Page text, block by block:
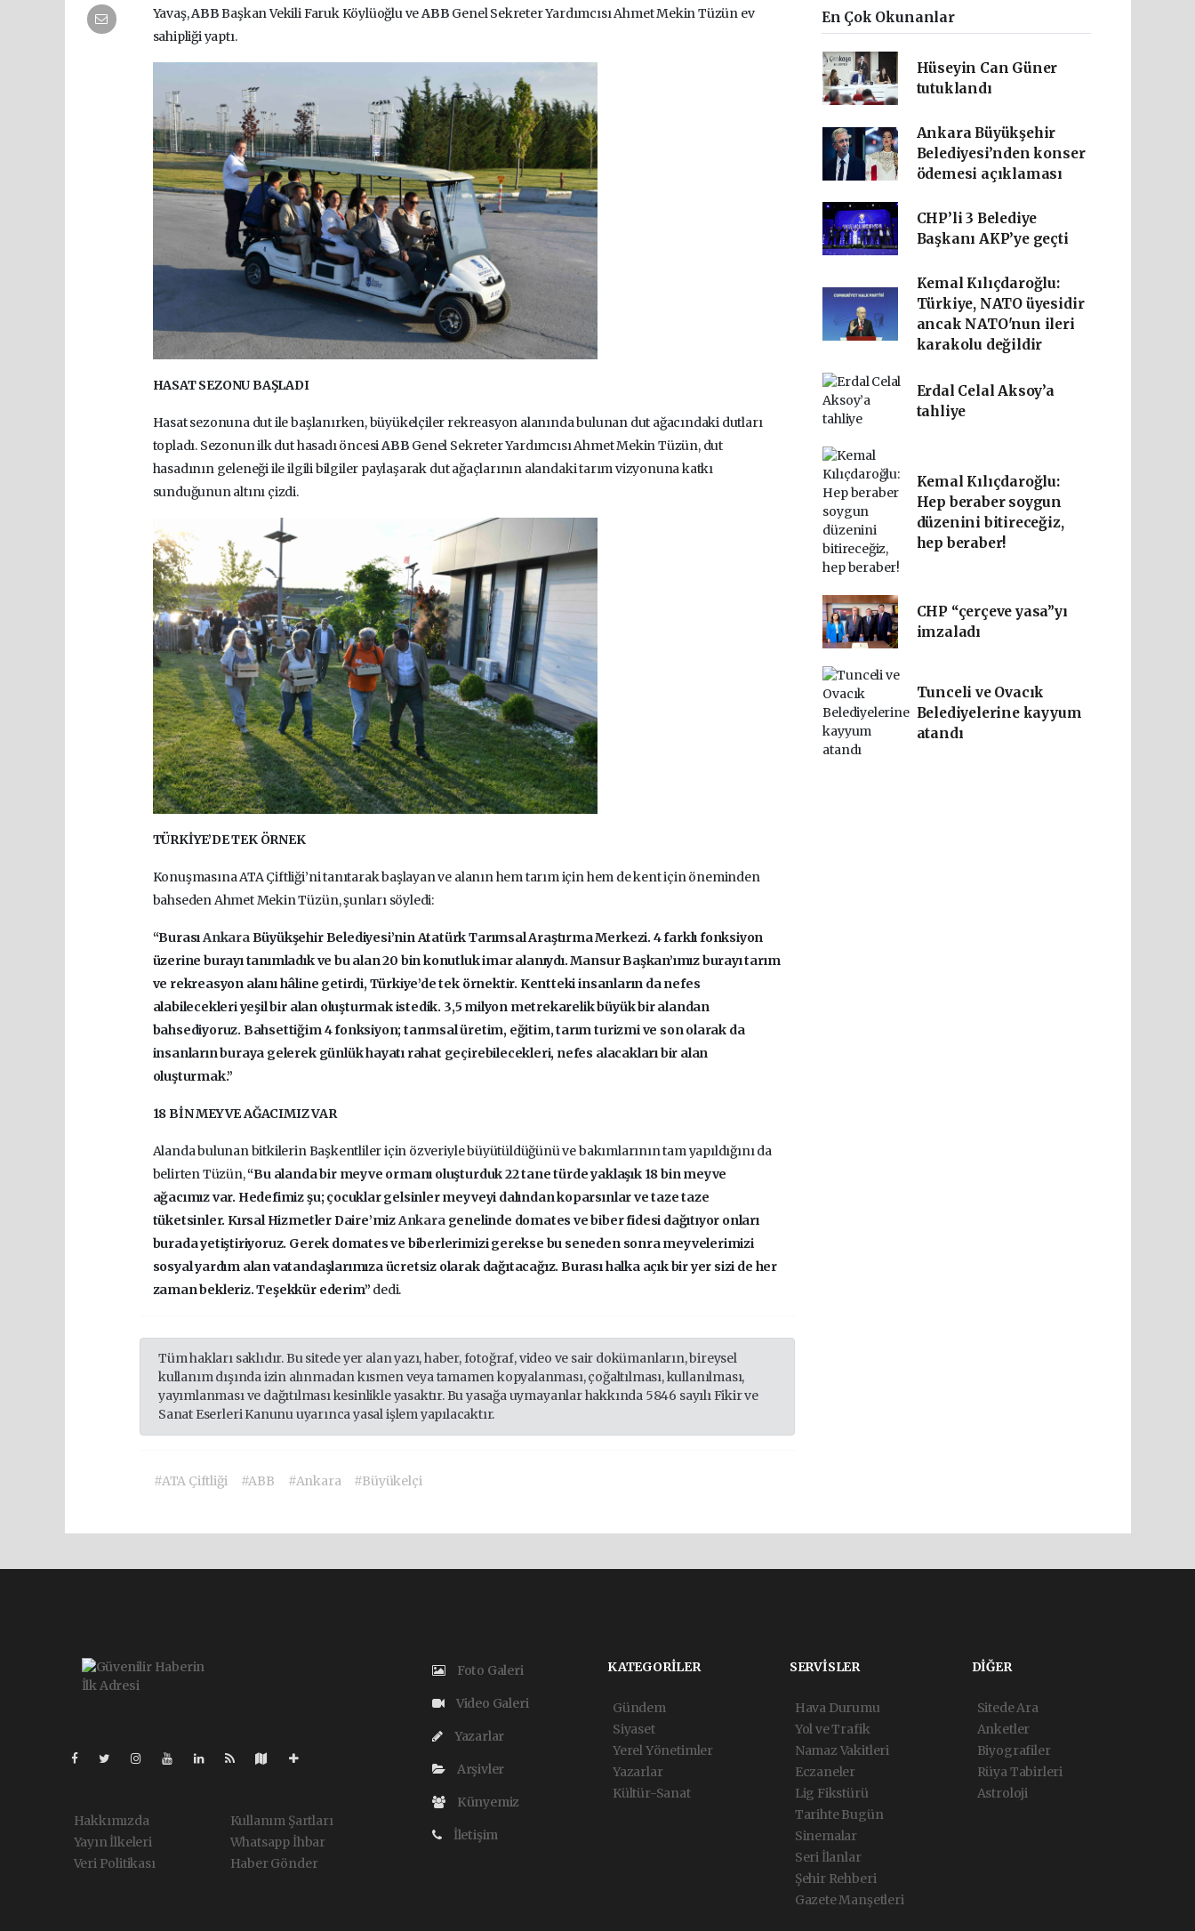
Yavaş,ABBBaşkan Vekili Faruk Köylüoğlu veABB Genel Sekreter Yardımcısı Ahmet Mekin Tüzün ev
sahipliği yaptı.
HASAT SEZONU BAŞLADI
Hasat sezonuna dut ile başlanırken, büyükelçiler rekreasyon alanında bulunan dut ağacındaki dutları
topladı. Sezonun ilk dut hasadı öncesiABB Genel Sekreter Yardımcısı Ahmet Mekin Tüzün, dut
hasadının geleneği ile ilgili bilgiler paylaşarak dut ağaçlarının alandaki tarım vizyonuna katkı
sunduğunun altını çizdi.
TÜRKİYE’DE TEK ÖRNEK
Konuşmasına ATA Çiftliği’ni tanıtarak başlayan ve alanın hem tarım için hem de kent için öneminden
bahseden Ahmet Mekin Tüzün, şunları söyledi:
“BurasıAnkaraBüyükşehir Belediyesi’nin Atatürk Tarımsal Araştırma Merkezi. 4 farklı fonksiyon
üzerine burayı tanımladık ve bu alan 20 bin konutluk imar alanıydı. Mansur Başkan’ımız burayı tarım
ve rekreasyon alanı hâline getirdi, Türkiye’de tek örnektir. Kentteki insanların da nefes
alabilecekleri yeşil bir alan oluşturmak istedik. 3,5 milyon metrekarelik büyük bir alandan
bahsediyoruz. Bahsettiğim 4 fonksiyon; tarımsal üretim, eğitim, tarım turizmi ve son olarak da
insanların buraya gelerek günlük hayatı rahat geçirebilecekleri, nefes alacakları bir alan
oluşturmak.”
18 BİN MEYVE AĞACIMIZ VAR
Alanda bulunan bitkilerin Başkentliler için özveriyle büyütüldüğünü ve bakımlarının tam yapıldığını da
belirten Tüzün,“Bu alanda bir meyve ormanı oluşturduk 22 tane türde yaklaşık 18 bin meyve
ağacımız var. Hedefimiz şu; çocuklar gelsinler meyveyi dalından koparsınlar ve taze taze
tüketsinler. Kırsal Hizmetler Daire’mizAnkara genelinde domates ve biber fidesi dağıtıyor onları
burada yetiştiriyoruz. Gerek domates ve biberlerimizi gerekse bu seneden sonra meyvelerimizi
sosyal yardım alan vatandaşlarımıza ücretsiz olarak dağıtacağız. Burası halka açık bir yer sizi de her
zaman bekleriz. Teşekkür ederim” dedi.
Tüm hakları saklıdır. Bu sitede yer alan yazı, haber, fotoğraf, video ve sair dokümanların, bireysel
kullanım dışında izin alınmadan kısmen veya tamamen kopyalanması, çoğaltılması, kullanılması,
yayımlanması ve dağıtılması kesinlikle yasaktır. Bu yasağa uymayanlar hakkında 5846 sayılı Fikir ve
Sanat Eserleri Kanunu uyarınca yasal işlem yapılacaktır.
#ATA Çiftliği #ABB #Ankara #Büyükelçi
En Çok Okunanlar
Hüseyin Can Güner
tutuklandı
Ankara Büyükşehir
Belediyesi’nden konser
ödemesi açıklaması
CHP’li 3 Belediye
Başkanı AKP’ye geçti
Kemal Kılıçdaroğlu:
Türkiye, NATO üyesidir
ancak NATO'nun ileri
karakolu değildir
Erdal Celal Aksoy’a
tahliye
Kemal Kılıçdaroğlu:
Hep beraber soygun
düzenini bitireceğiz,
hep beraber!
CHP “çerçeve yasa”yı
imzaladı
Tunceli ve Ovacık
Belediyelerine kayyum
atandı
Hakkımızda
Yayın İlkeleri
Veri Politikası
Kullanım Şartları
Whatsapp İhbar
Haber Gönder
Foto Galeri
Video Galeri
Yazarlar
Arşivler
Künyemiz
İletişim
KATEGORİLER
Gündem
Siyaset
Yerel Yönetimler
Yazarlar
Kültür-Sanat
SERVİSLER
Hava Durumu
Yol ve Trafik
Namaz Vakitleri
Eczaneler
Lig Fikstürü
Tarihte Bugün
Sinemalar
Seri İlanlar
Şehir Rehberi
Gazete Manşetleri
DİĞER
Sitede Ara
Anketler
Biyografiler
Rüya Tabirleri
Astroloji